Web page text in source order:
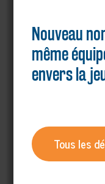
Nouveau
même
envers la
Tous les